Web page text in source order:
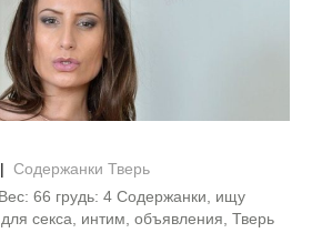
| Содержанки Тверь
66 грудь: 4 Содержанки, ищу
секса, интим, объявления, Тверь